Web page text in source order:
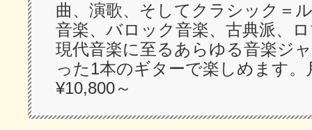
曲、演歌、そしてクラシック＝
音楽、バロック音楽、古典派、
現代音楽に至るあらゆる音楽ジ
った1本のギターで楽しめます。
¥10,800～